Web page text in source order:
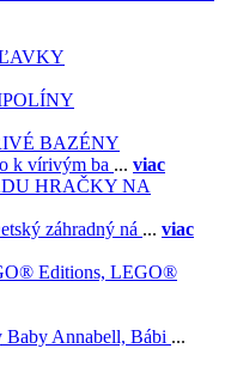
BAZÉNY
k vírivým ba ... viac
HRAČKY NA
záhradný ná ... viac
Editions, LEGO®
Baby Annabell, Bábi ...